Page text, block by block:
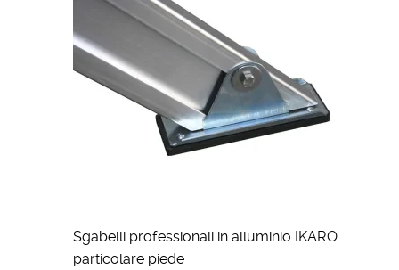
Sgabelli professionali in alluminio IKARO
particolare piede